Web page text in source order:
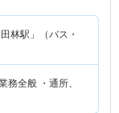
林駅」（バス・
務全般 ・通所、